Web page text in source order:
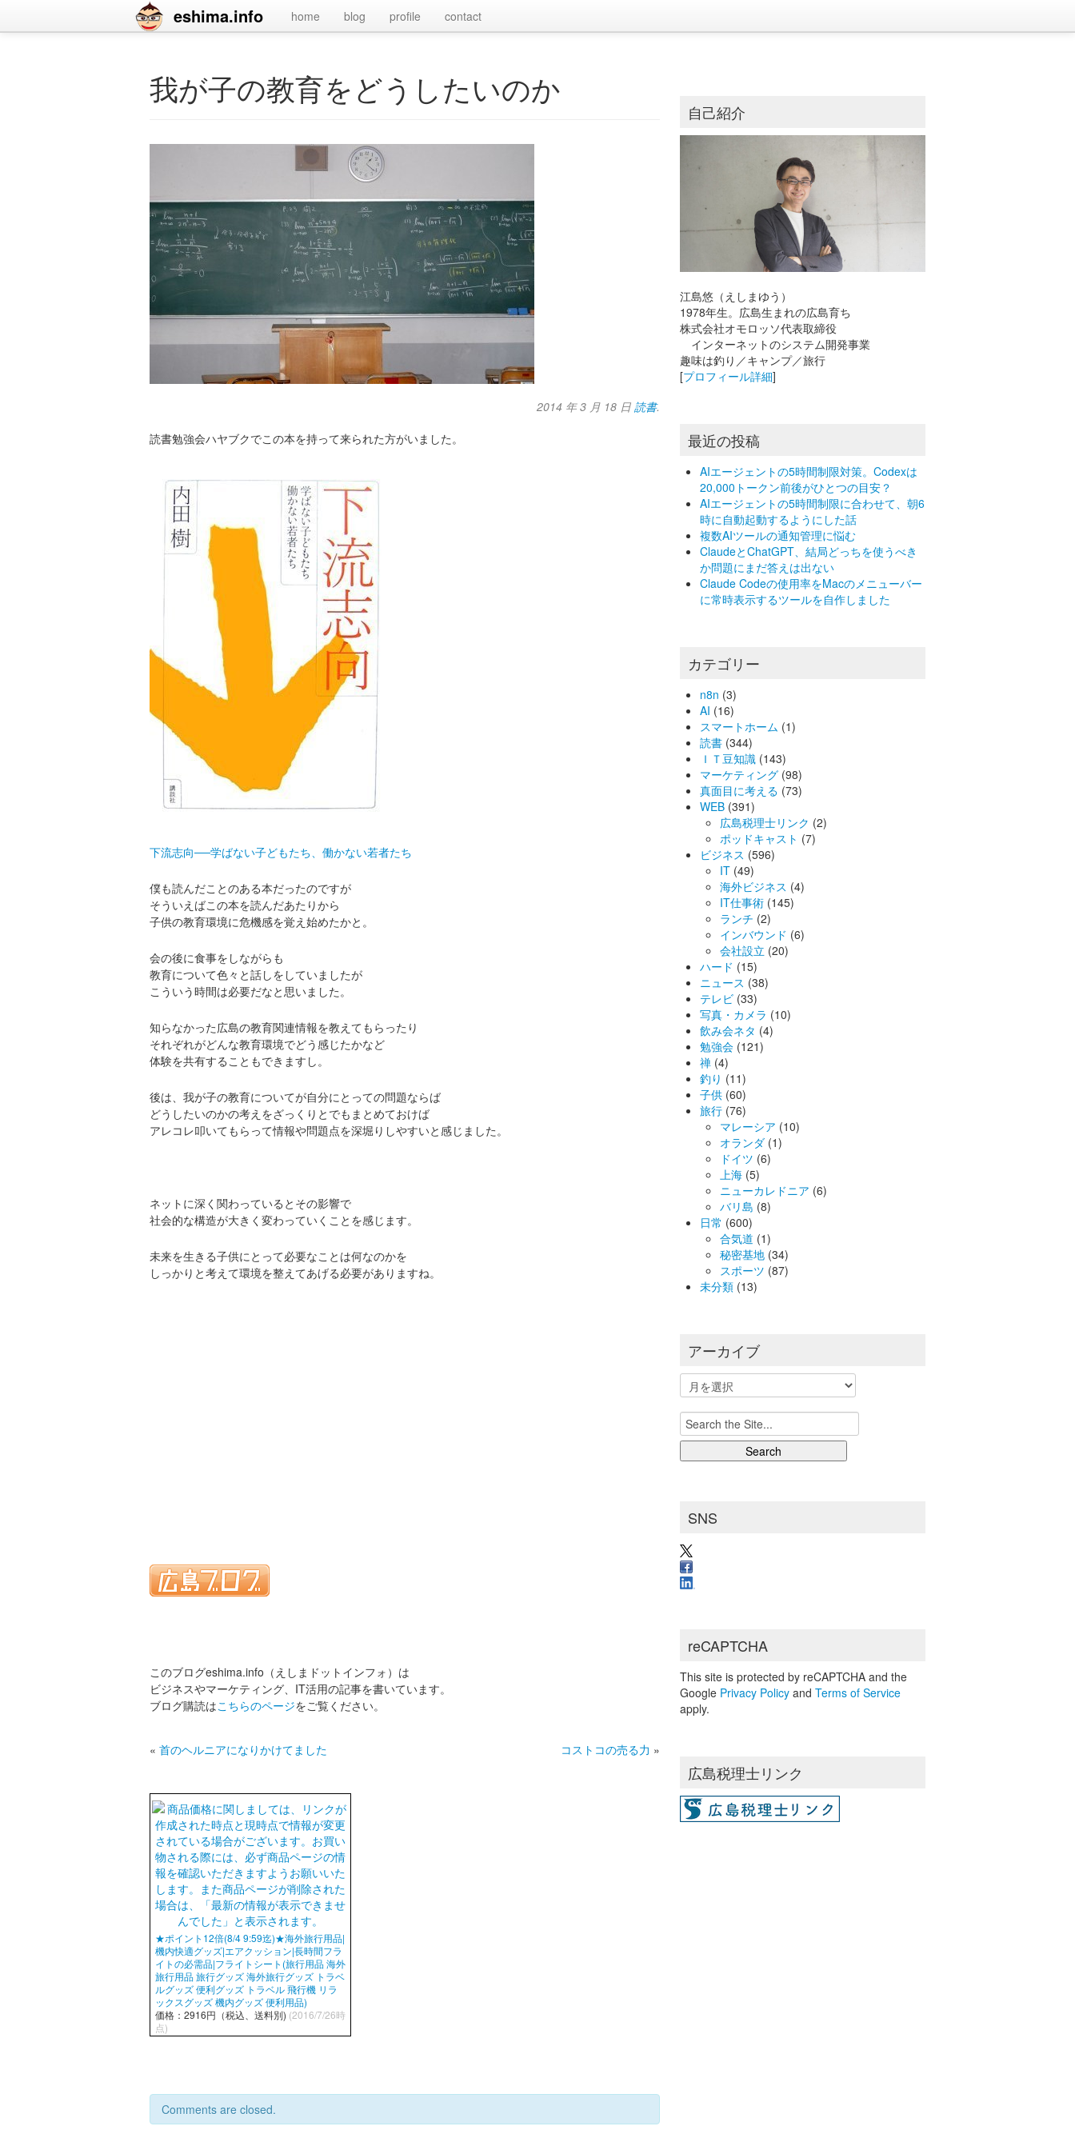
eshima.info home blog profile contact
我が子の教育をどうしたいのか
2014 年 3 月 18 日 読書.
読書勉強会ハヤブクでこの本を持って来られた方がいました。
下流志向──学ばない子どもたち、働かない若者たち
僕も読んだことのある本だったのですが
そういえばこの本を読んだあたりから
子供の教育環境に危機感を覚え始めたかと。
会の後に食事をしながらも
教育について色々と話しをしていましたが
こういう時間は必要だなと思いました。
知らなかった広島の教育関連情報を教えてもらったり
それぞれがどんな教育環境でどう感じたかなど
体験を共有することもできますし。
後は、我が子の教育についてが自分にとっての問題ならば
どうしたいのかの考えをざっくりとでもまとめておけば
アレコレ叩いてもらって情報や問題点を深堀りしやすいと感じました。
ネットに深く関わっているとその影響で
社会的な構造が大きく変わっていくことを感じます。
未来を生きる子供にとって必要なことは何なのかを
しっかりと考えて環境を整えてあげる必要がありますね。
このブログeshima.info（えしまドットインフォ）は
ビジネスやマーケティング、IT活用の記事を書いています。
ブログ購読はこちらのページをご覧ください。
« 首のヘルニアになりかけてました コストコの売る力 »
★ポイント12倍(8/4 9:59迄)★海外旅行用品|
機内快適グッズ|エアクッション|長時間フラ
イトの必需品|フライトシート(旅行用品 海外
旅行用品 旅行グッズ 海外旅行グッズ トラベ
ルグッズ 便利グッズ トラベル 飛行機 リラ
ックスグッズ 機内グッズ 便利用品)
価格：2916円（税込、送料別) (2016/7/26時
点)
Comments are closed.
自己紹介
江島悠（えしまゆう）
1978年生。広島生まれの広島育ち
株式会社オモロッソ代表取締役
インターネットのシステム開発事業
趣味は釣り／キャンプ／旅行
[プロフィール詳細]
最近の投稿
AIエージェントの5時間制限対策。Codexは
20,000トークン前後がひとつの目安？
AIエージェントの5時間制限に合わせて、朝6
時に自動起動するようにした話
複数AIツールの通知管理に悩む
ClaudeとChatGPT、結局どっちを使うべき
か問題にまだ答えは出ない
Claude Codeの使用率をMacのメニューバー
に常時表示するツールを自作しました
カテゴリー
n8n (3)
AI (16)
スマートホーム (1)
読書 (344)
ＩＴ豆知識 (143)
マーケティング (98)
真面目に考える (73)
WEB (391)
広島税理士リンク (2)
ポッドキャスト (7)
ビジネス (596)
IT (49)
海外ビジネス (4)
IT仕事術 (145)
ランチ (2)
インバウンド (6)
会社設立 (20)
ハード (15)
ニュース (38)
テレビ (33)
写真・カメラ (10)
飲み会ネタ (4)
勉強会 (121)
禅 (4)
釣り (11)
子供 (60)
旅行 (76)
マレーシア (10)
オランダ (1)
ドイツ (6)
上海 (5)
ニューカレドニア (6)
バリ島 (8)
日常 (600)
合気道 (1)
秘密基地 (34)
スポーツ (87)
未分類 (13)
アーカイブ
ー
カ
イ
ブ
Search
for:
SNS
reCAPTCHA
This site is protected by reCAPTCHA and the
Google Privacy Policy andTerms of Service
apply.
広島税理士リンク